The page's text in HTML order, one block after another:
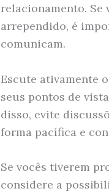
relacionamento. Se
arrependido, é
comunicam.
Escute ativamente
seus pontos de
disso, evite
forma pacífica e
Se vocês tiverem
considere a